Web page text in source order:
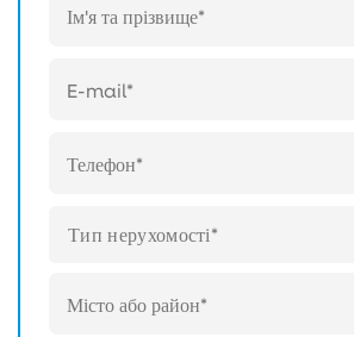
Тип нерухомості*